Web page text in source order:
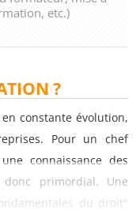
etc.)
?
constante évolution,
Pour un chef
connaissance des
primordial. Une
du droit"